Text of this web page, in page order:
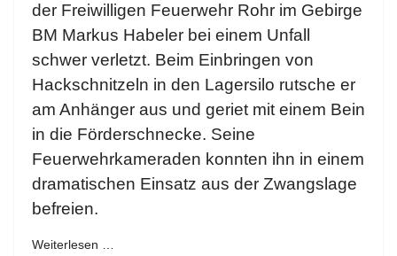
der Freiwilligen Feuerwehr Rohr im Gebirge
BM Markus Habeler bei einem Unfall
schwer verletzt. Beim Einbringen von
Hackschnitzeln in den Lagersilo rutsche er
am Anhänger aus und geriet mit einem Bein
in die Förderschnecke. Seine
Feuerwehrkameraden konnten ihn in einem
dramatischen Einsatz aus der Zwangslage
befreien.
Weiterlesen …